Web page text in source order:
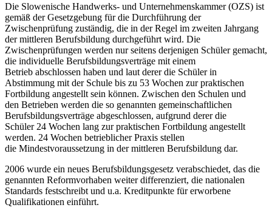
Die Slowenische Handwerks- und Unternehmenskammer (OZS) ist
gemäß der Gesetzgebung für die Durchführung der
Zwischenprüfung zuständig, die in der Regel im zweiten Jahrgang
der mittleren Berufsbildung durchgeführt wird. Die
Zwischenprüfungen werden nur seitens derjenigen Schüler gemacht,
die individuelle Berufsbildungsverträge mit einem
Betrieb abschlossen haben und laut derer die Schüler in
Abstimmung mit der Schule bis zu 53 Wochen zur praktischen
Fortbildung angestellt sein können. Zwischen den Schulen und
den Betrieben werden die so genannten gemeinschaftlichen
Berufsbildungsverträge abgeschlossen, aufgrund derer die
Schüler 24 Wochen lang zur praktischen Fortbildung angestellt
werden. 24 Wochen betrieblicher Praxis stellen
die Mindestvoraussetzung in der mittleren Berufsbildung dar.
2006 wurde ein neues Berufsbildungsgesetz verabschiedet, das die
genannten Reformvorhaben weiter differenziert, die nationalen
Standards festschreibt und u.a. Kreditpunkte für erworbene
Qualifikationen einführt.